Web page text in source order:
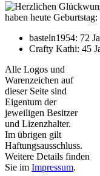
haben heute Geburtstag:
basteln1954: 72
Crafty Kathi: 45
Alle Logos und
Warenzeichen auf
dieser Seite sind
Eigentum der
jeweiligen Besitzer
und Lizenzhalter.
Im übrigen gilt
Haftungsausschluss.
Weitere Details finden
Sie im Impressum.